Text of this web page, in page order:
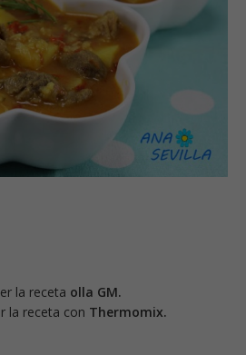
la receta olla GM.
la receta con Thermomix.